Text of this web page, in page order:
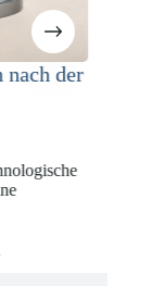
KI-Compliance in
Die europäische
vergangenen Jahren